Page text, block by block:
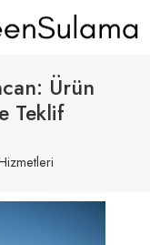
Ürün
Teklif